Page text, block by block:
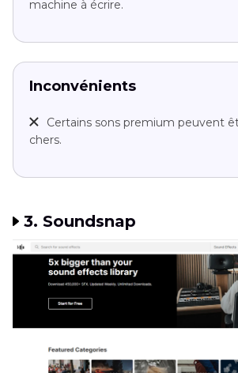
machine à écrire.
Inconvénients
Certains sons premium peuvent
chers.
3. Soundsnap